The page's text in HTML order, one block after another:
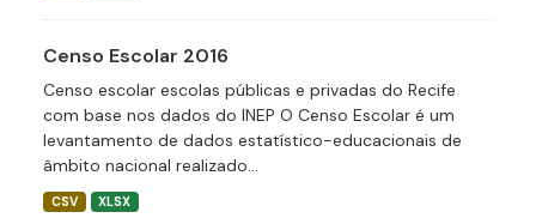
Censo Escolar 2016
Censo escolar escolas públicas e privadas do Recife
com base nos dados do INEP O Censo Escolar é um
levantamento de dados estatístico-educacionais de
âmbito nacional realizado...
CSV XLSX